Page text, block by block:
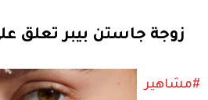
زوجة جاستن بيبر تعلق
#مشاهير